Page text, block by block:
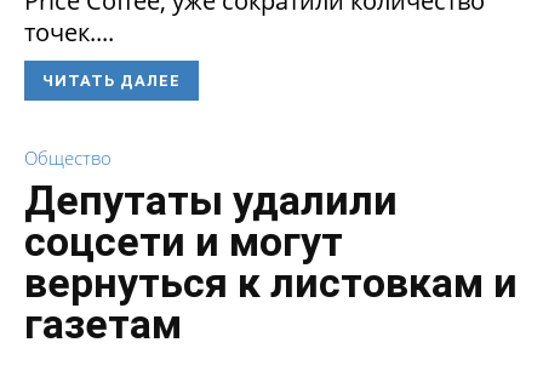
точек....
ЧИТАТЬ ДАЛЕЕ
Общество
Депутаты удалили
соцсети и могут
вернуться к листовкам и
газетам